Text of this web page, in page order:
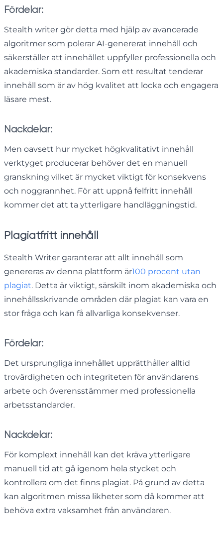
Fördelar:
Stealth writer gör detta med hjälp av avancerade
algoritmer som polerar AI-genererat innehåll och
säkerställer att innehållet uppfyller professionella och
akademiska standarder. Som ett resultat tenderar
innehåll som är av hög kvalitet att locka och engagera
läsare mest.
Nackdelar:
Men oavsett hur mycket högkvalitativt innehåll
verktyget producerar behöver det en manuell
granskning vilket är mycket viktigt för konsekvens
och noggrannhet. För att uppnå felfritt innehåll
kommer det att ta ytterligare handläggningstid.
Plagiatfritt innehåll
Stealth Writer garanterar att allt innehåll som
genereras av denna plattform är100 procent utan
plagiat. Detta är viktigt, särskilt inom akademiska och
innehållsskrivande områden där plagiat kan vara en
stor fråga och kan få allvarliga konsekvenser.
Fördelar:
Det ursprungliga innehållet upprätthåller alltid
trovärdigheten och integriteten för användarens
arbete och överensstämmer med professionella
arbetsstandarder.
Nackdelar:
För komplext innehåll kan det kräva ytterligare
manuell tid att gå igenom hela stycket och
kontrollera om det finns plagiat. På grund av detta
kan algoritmen missa likheter som då kommer att
behöva extra vaksamhet från användaren.